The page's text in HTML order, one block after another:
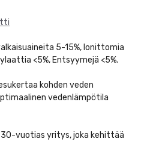
5-15%, Ionittomia
<5%, Entsyymejä <5%.
kohden veden
vedenlämpötila
30-vuotias yritys, joka kehittää